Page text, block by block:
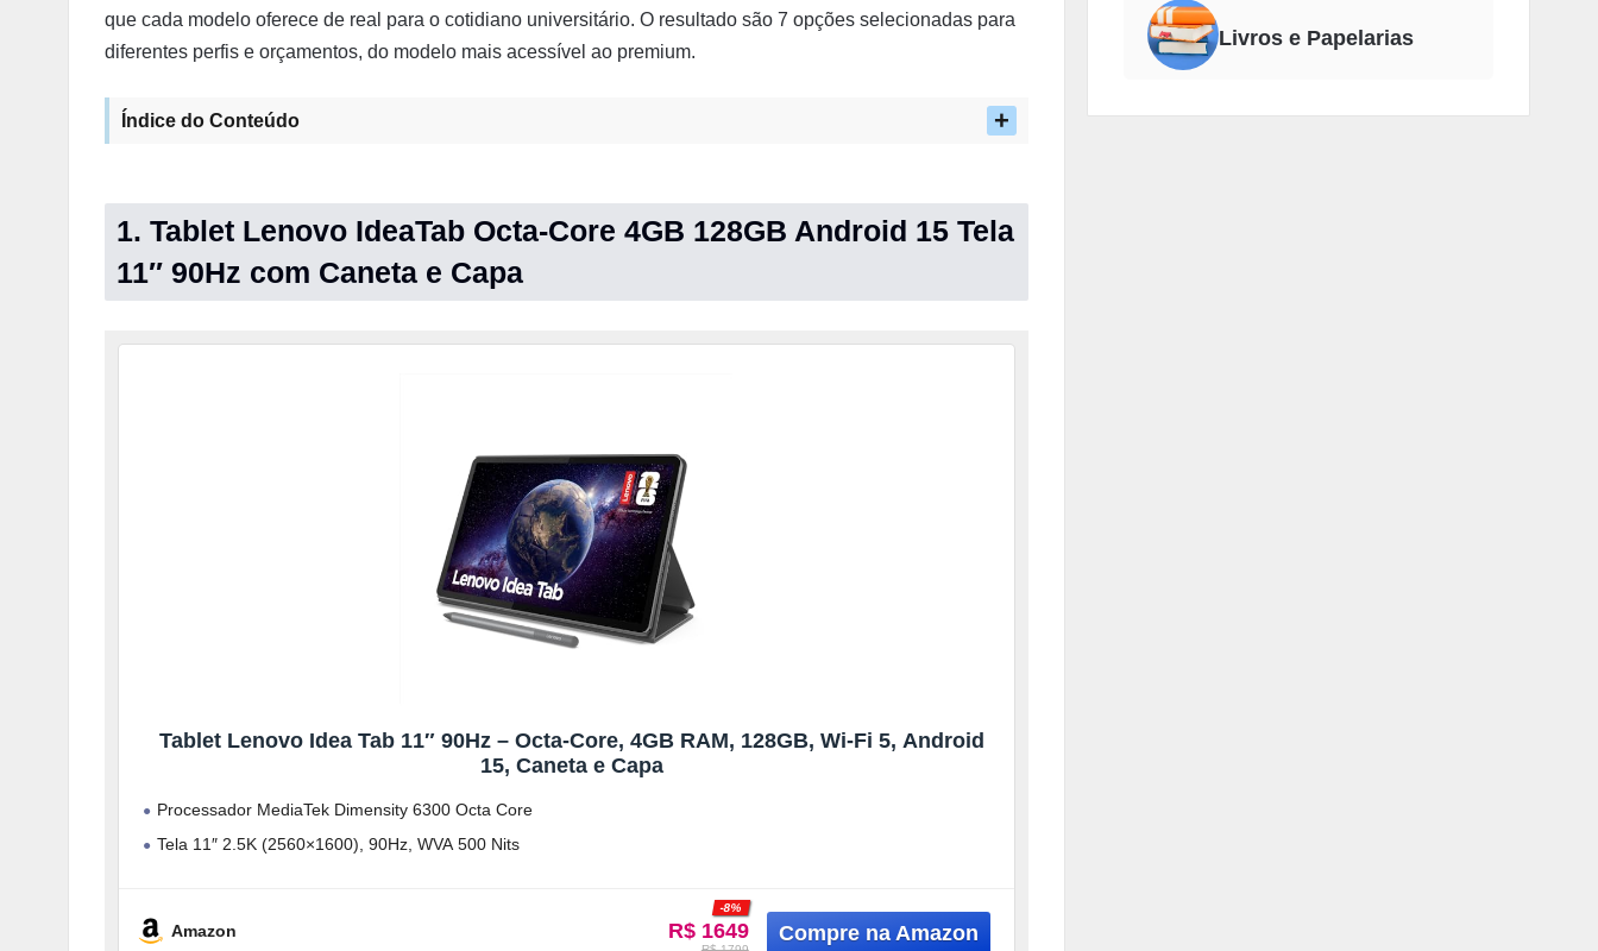
que cada modelo oferece de real para o cotidiano universitário. O resultado são 7 opções selecionadas para
diferentes perfis e orçamentos, do modelo mais acessível ao premium.
Índice do Conteúdo
1. Tablet Lenovo IdeaTab Octa-Core 4GB 128GB Android 15 Tela
11″ 90Hz com Caneta e Capa
Tablet Lenovo Idea Tab 11″ 90Hz – Octa-Core, 4GB RAM, 128GB, Wi-Fi 5, Android
15, Caneta e Capa
Processador MediaTek Dimensity 6300 Octa Core
Tela 11″ 2.5K (2560×1600), 90Hz, WVA 500 Nits
Amazon R$ 1649
-8%
Livros e Papelarias